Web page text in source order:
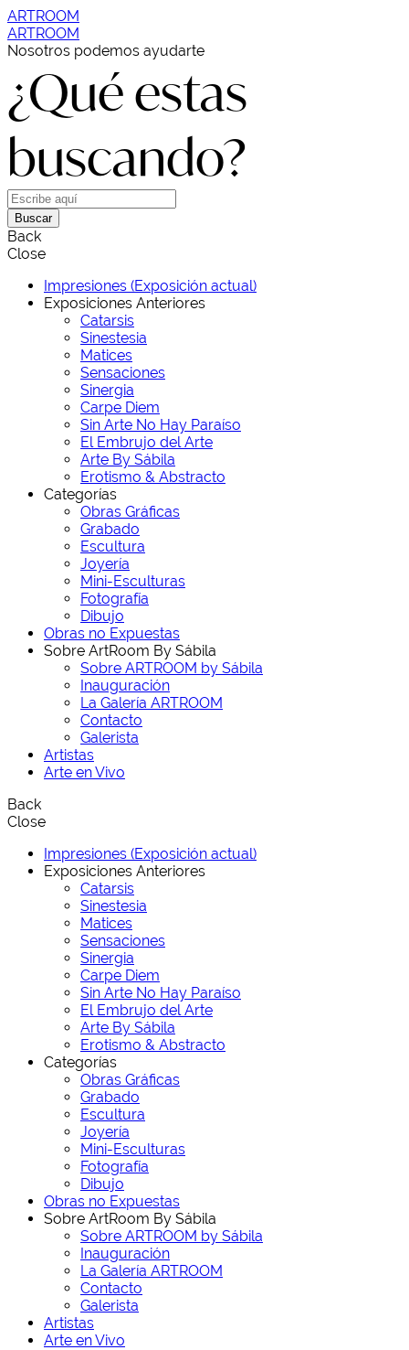
ARTROOM
ARTROOM
Nosotros podemos ayudarte
¿Qué estas
buscando?
Buscar
Back
Close
Impresiones (Exposición actual)
Exposiciones Anteriores
Catarsis
Sinestesia
Matices
Sensaciones
Sinergia
Carpe Diem
Sin Arte No Hay Paraíso
El Embrujo del Arte
Arte By Sábila
Erotismo & Abstracto
Categorías
Obras Gráficas
Grabado
Escultura
Joyería
Mini-Esculturas
Fotografía
Dibujo
Obras no Expuestas
Sobre ArtRoom By Sábila
Sobre ARTROOM by Sábila
Inauguración
La Galería ARTROOM
Contacto
Galerista
Artistas
Arte en Vivo
Back
Close
Impresiones (Exposición actual)
Exposiciones Anteriores
Catarsis
Sinestesia
Matices
Sensaciones
Sinergia
Carpe Diem
Sin Arte No Hay Paraíso
El Embrujo del Arte
Arte By Sábila
Erotismo & Abstracto
Categorías
Obras Gráficas
Grabado
Escultura
Joyería
Mini-Esculturas
Fotografía
Dibujo
Obras no Expuestas
Sobre ArtRoom By Sábila
Sobre ARTROOM by Sábila
Inauguración
La Galería ARTROOM
Contacto
Galerista
Artistas
Arte en Vivo